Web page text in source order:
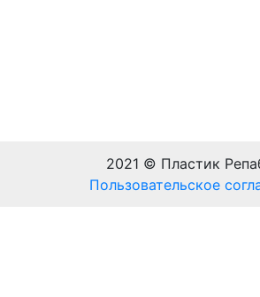
2021 © Пластик
Пользовательское